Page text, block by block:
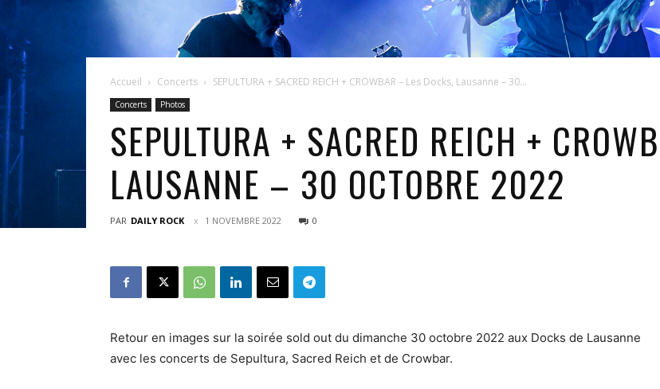
Accueil Concerts SEPULTURA + SACRED REICH + CROWBAR – Les Docks, Lausanne – 30...
Concerts Photos
SEPULTURA + SACRED REICH +
LAUSANNE – 30 OCTOBRE 2022
PAR DAILY ROCK 1 NOVEMBRE 2022 0
Retour en images sur la soirée sold out du dimanche 30 octobre 2022 aux Docks de Lausanne
avec les concerts de Sepultura, Sacred Reich et de Crowbar.